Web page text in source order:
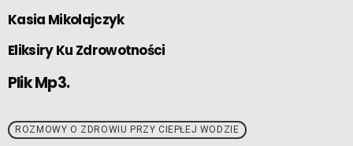
Kasia Mikolajczyk
Eliksiry Ku Zdrowotności
Plik Mp3.
ROZMOWY O ZDROWIU PRZY CIEPŁEJ WODZIE